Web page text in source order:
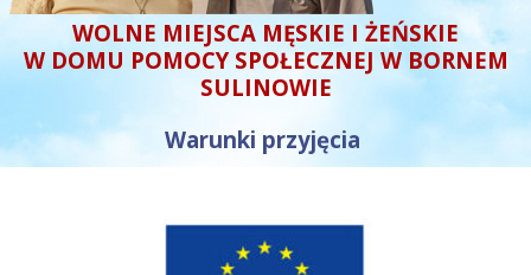
WOLNE MIEJSCA MĘSKIE I ŻEŃSKIE
W DOMU POMOCY SPOŁECZNEJ W BORNEM
SULINOWIE
Warunki przyjęcia